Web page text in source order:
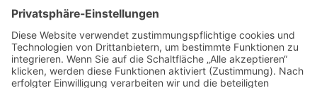
kostenloser Versand
Deine Zahlmöglichkeiten
MEHR